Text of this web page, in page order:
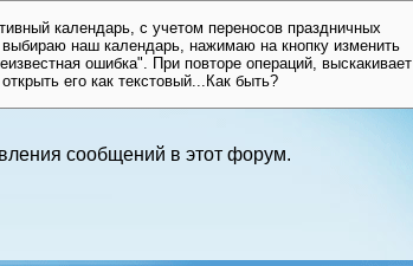
календарь, с учетом переносов праздничных
наш календарь, нажимаю на кнопку изменить
ошибка". При повторе операций, выскакивает
его как текстовый...Как быть?
сообщений в этот форум.